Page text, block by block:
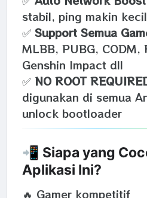
stabil, ping makin kecil
✅ Support Semua
MLBB, PUBG, CODM,
Genshin Impact dll
✅ NO ROOT
digunakan di semua
unlock bootloader
📲 Siapa yang
Aplikasi Ini?
🔥 Gamer kompetitif